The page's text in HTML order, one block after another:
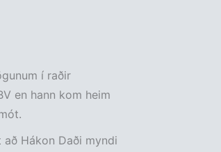
í raðir
en hann kom heim
Hákon Daði myndi